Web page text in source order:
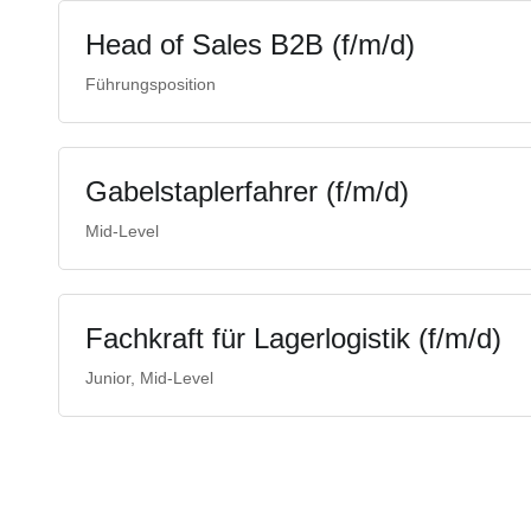
Head of Sales B2B (f/m/d)
Führungsposition
Gabelstaplerfahrer (f/m/d)
Mid-Level
Fachkraft für Lagerlogistik (f/m/d)
Junior, Mid-Level